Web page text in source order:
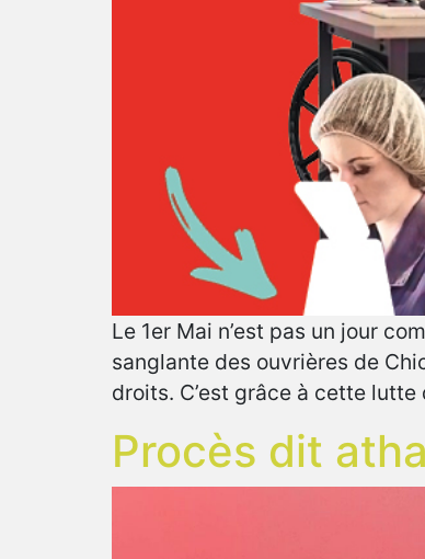
Le 1er Mai n’est pas un jour
sanglante des ouvrières de
droits. C’est grâce à cette
Procès dit